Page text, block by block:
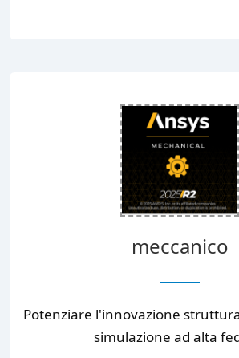
meccanico
Potenziare l'innovazione
simulazione ad alta